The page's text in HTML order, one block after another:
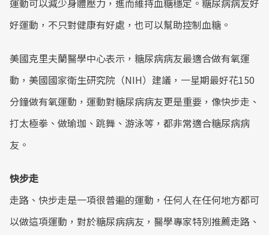
運動可以減少身體壓力，進而維持血糖穩定。糖尿病病友好
好運動，不只對健康有好處，也可以幫助控制血糖。
美國克里夫蘭醫學中心表示，糖尿病病友最適合做有氧運
動，美國國家衛生研究院（NIH）建議，一星期最好花150
分鐘做有氧運動，運動對糖尿病病友更是重要，像快步走、
打太極拳、做瑜珈、跳舞、游泳等，都非常適合糖尿病病
友。
快步走
走路、快步走是一項很普遍的運動，任何人在任何地方都可
以做這項運動，對於糖尿病病友，醫學專家特別推薦走路、